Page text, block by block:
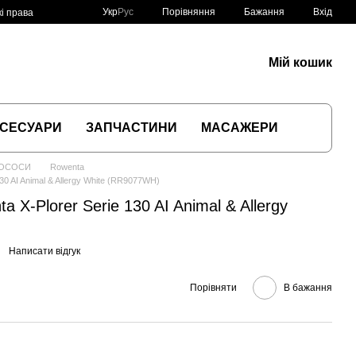
права
УкрРус Порівняння Бажання Вхід
Мій кошик
ЗАПЧАСТИНИ МАСАЖЕРИ
Rowenta
AI Animal & Allergy White (RR9077WH)
X-Plorer Serie 130 AI Animal & Allergy
Написати відгук
Порівняти В бажання